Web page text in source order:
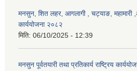
मनसुन, शित लहर, आगलागी , चट्याङ, महामारी
कार्ययोजना २०८२
मिति: 06/10/2025 - 12:39
मनसुन पूर्वतयारी तथा प्रतिकार्य राष्ट्रिय